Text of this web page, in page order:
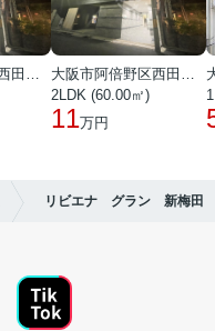
大阪市阿倍野区西田辺町１丁目
大阪市阿倍野区西田辺町１丁目
2LDK (60.00㎡)
11万円
リビエナ グラン 新梅田